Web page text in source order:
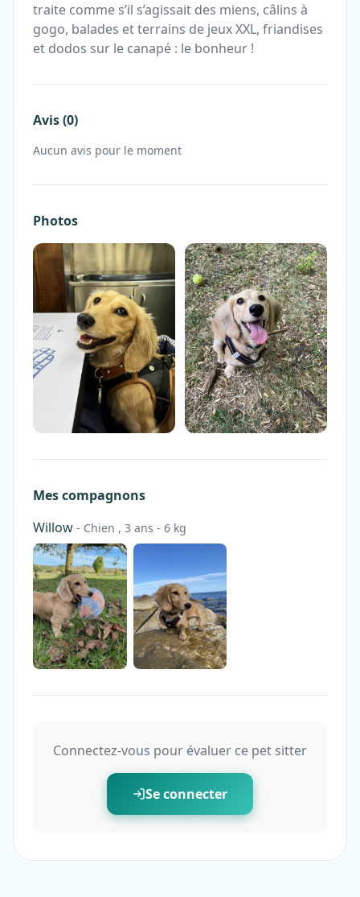
traite comme s’il s’agissait des miens, câlins à
gogo, balades et terrains de jeux XXL, friandises
et dodos sur le canapé : le bonheur !
Avis (0)
Aucun avis pour le moment
Photos
Mes compagnons
Willow - Chien , 3 ans - 6 kg
Connectez-vous pour évaluer ce pet sitter
Se connecter